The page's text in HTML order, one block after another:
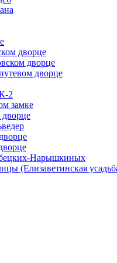
дворце
дворце
дворце
2
замке
Нарышкиных
(Елизаветинская